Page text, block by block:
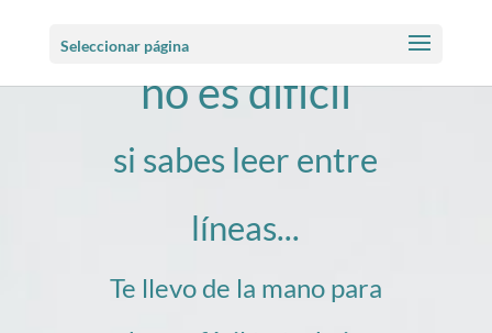
Seleccionar página
La normativa
no es difícil
si sabes leer entre
líneas...
Te llevo de la mano para